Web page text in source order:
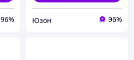
96% Юзон 96%